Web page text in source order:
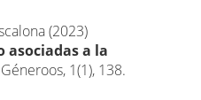
(2023)
asociadas a la
Géneroos, 1(1), 138.